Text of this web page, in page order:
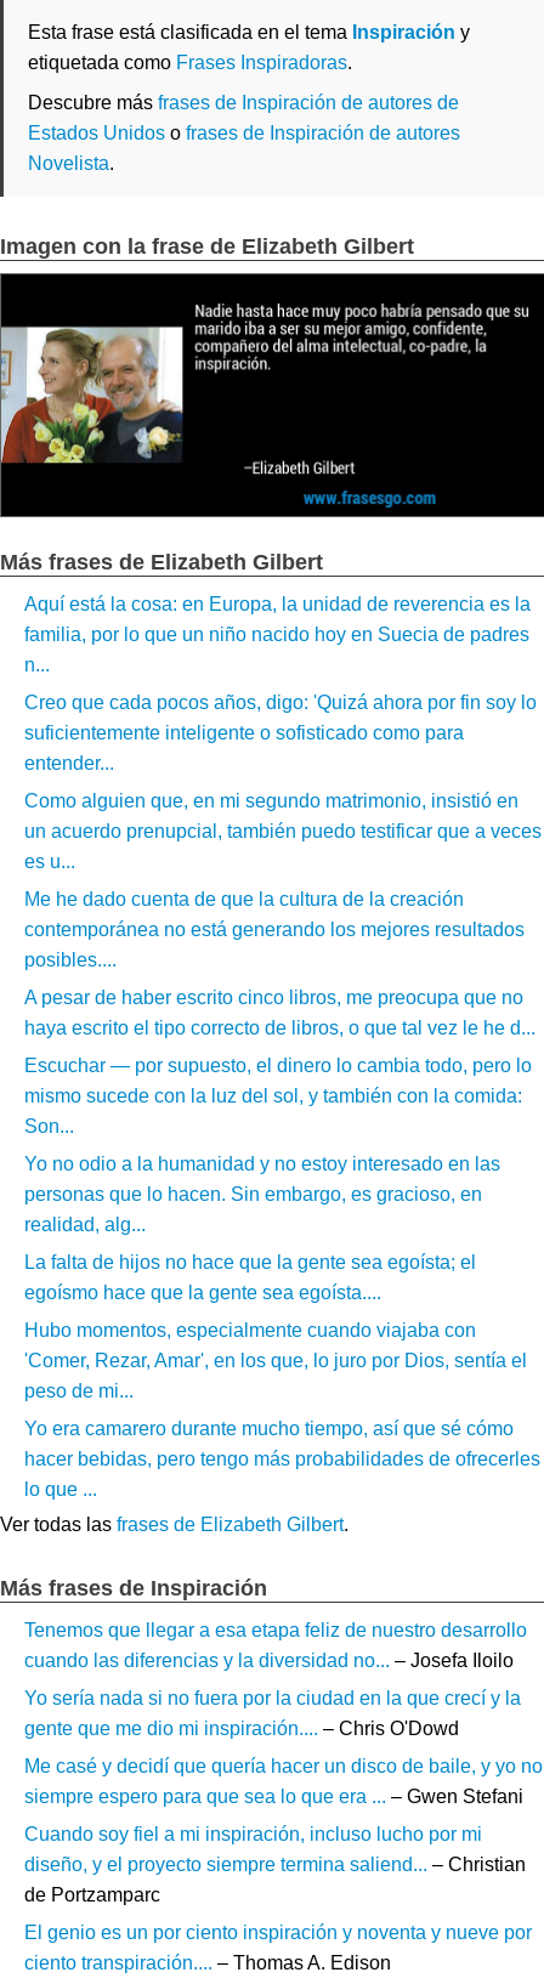
Esta frase está clasificada en el tema Inspiración y
etiquetada como Frases Inspiradoras.
Descubre más frases de Inspiración de autores de
Estados Unidos o frases de Inspiración de autores
Novelista.
Imagen con la frase de Elizabeth Gilbert
Más frases de Elizabeth Gilbert
Aquí está la cosa: en Europa, la unidad de reverencia es la
familia, por lo que un niño nacido hoy en Suecia de padres
n...
Creo que cada pocos años, digo: 'Quizá ahora por fin soy lo
suficientemente inteligente o sofisticado como para
entender...
Como alguien que, en mi segundo matrimonio, insistió en
un acuerdo prenupcial, también puedo testificar que a veces
es u...
Me he dado cuenta de que la cultura de la creación
contemporánea no está generando los mejores resultados
posibles....
A pesar de haber escrito cinco libros, me preocupa que no
haya escrito el tipo correcto de libros, o que tal vez le he d...
Escuchar — por supuesto, el dinero lo cambia todo, pero lo
mismo sucede con la luz del sol, y también con la comida:
Son...
Yo no odio a la humanidad y no estoy interesado en las
personas que lo hacen. Sin embargo, es gracioso, en
realidad, alg...
La falta de hijos no hace que la gente sea egoísta; el
egoísmo hace que la gente sea egoísta....
Hubo momentos, especialmente cuando viajaba con
'Comer, Rezar, Amar', en los que, lo juro por Dios, sentía el
peso de mi...
Yo era camarero durante mucho tiempo, así que sé cómo
hacer bebidas, pero tengo más probabilidades de ofrecerles
lo que ...
Ver todas las frases de Elizabeth Gilbert.
Más frases de Inspiración
Tenemos que llegar a esa etapa feliz de nuestro desarrollo
cuando las diferencias y la diversidad no... – Josefa Iloilo
Yo sería nada si no fuera por la ciudad en la que crecí y la
gente que me dio mi inspiración.... – Chris O'Dowd
Me casé y decidí que quería hacer un disco de baile, y yo no
siempre espero para que sea lo que era ... – Gwen Stefani
Cuando soy fiel a mi inspiración, incluso lucho por mi
diseño, y el proyecto siempre termina saliend... – Christian
de Portzamparc
El genio es un por ciento inspiración y noventa y nueve por
ciento transpiración.... – Thomas A. Edison